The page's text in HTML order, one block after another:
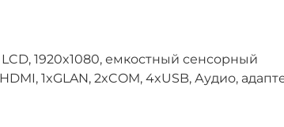
1920x1080, емкостный сенсорный
1xGLAN, 2xCOM, 4xUSB, Аудио,